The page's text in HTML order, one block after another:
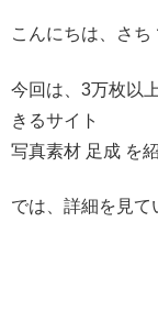
こんにちは、さち
今回は、3万枚以
きるサイト
写真素材 足成 を
では、詳細を見て